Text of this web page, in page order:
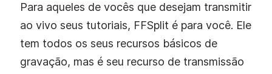
Para aqueles de vocês que desejam transmitir
ao vivo seus tutoriais, FFSplit é para você. Ele
tem todos os seus recursos básicos de
gravação, mas é seu recurso de transmissão